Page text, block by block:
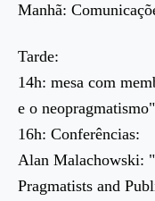
Manhã:
Tarde:
14h: mesa com
e o neopragmatismo"
16h: Conferências:
Alan Malachowski:
Pragmatists and